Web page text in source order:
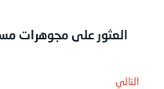
‎التالي